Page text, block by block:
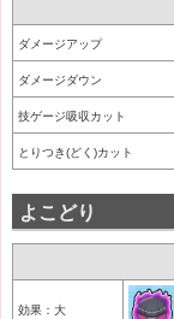
ダメージアップ
ダメージダウン
技ゲージ吸収カット
とりつき(どく)カット
よこどり
効果：大